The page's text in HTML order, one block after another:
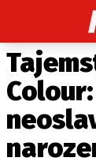
CELEBRITY